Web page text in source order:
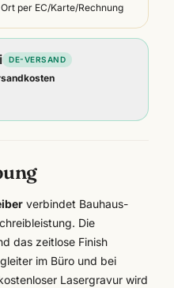
per EC/Karte/Rechnung
DE-VERSAND
verbindet Bauhaus-
Die
das zeitlose Finish
im Büro und bei
Lasergravur wird